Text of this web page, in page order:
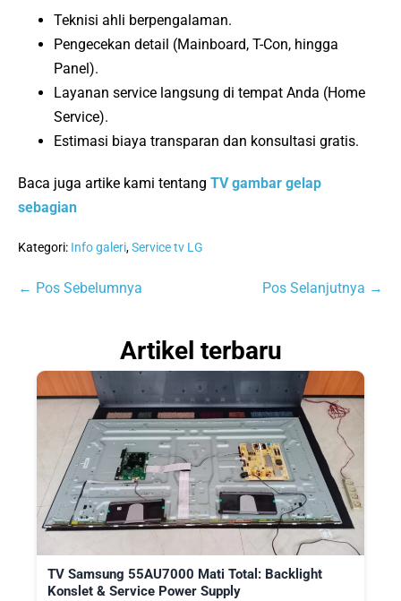
Teknisi ahli berpengalaman.
Pengecekan detail (Mainboard, T-Con, hingga
Panel).
Layanan service langsung di tempat Anda (Home
Service).
Estimasi biaya transparan dan konsultasi gratis.
Baca juga artike kami tentang TV gambar gelap
sebagian
Kategori: Info galeri,Service tv LG
Navigasi
← Pos Sebelumnya Pos Selanjutnya →
Artikel terbaru
TV Samsung 55AU7000 Mati Total: Backlight
Konslet & Service Power Supply